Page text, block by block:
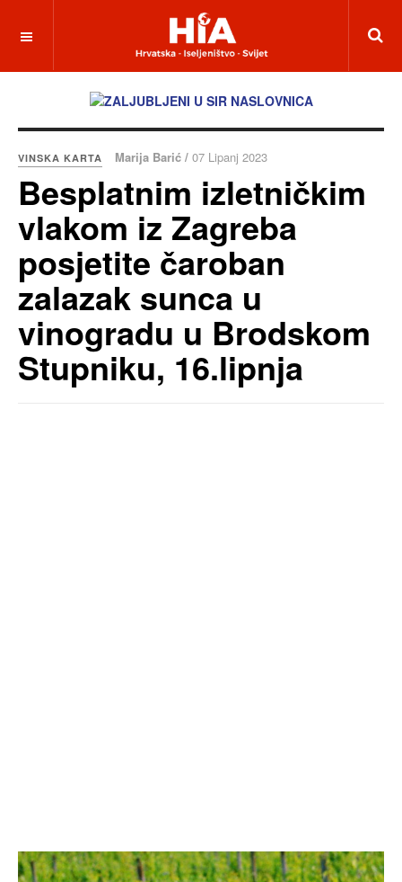
VINSKA KARTA Marija Barić / 07 Lipanj 2023
Besplatnim izletničkim
vlakom iz Zagreba
posjetite čaroban
zalazak sunca u
vinogradu u Brodskom
Stupniku, 16.lipnja